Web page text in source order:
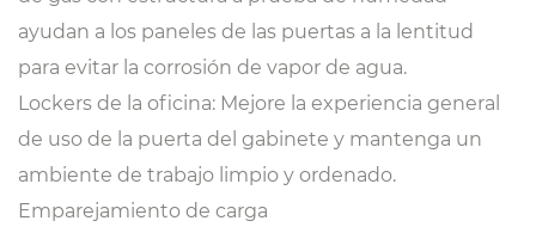
ayudan a los paneles de las puertas a la lentitud
para evitar la corrosión de vapor de agua.
Lockers de la oficina: Mejore la experiencia general
de uso de la puerta del gabinete y mantenga un
ambiente de trabajo limpio y ordenado.
Emparejamiento de carga